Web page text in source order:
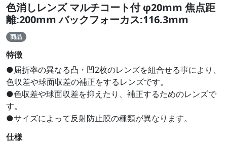
色消しレンズ マルチコート付 φ20mm 焦点距
離:200mm バックフォーカス:116.3mm
商品
特徴
●屈折率の異なる凸・凹2枚のレンズを組合せる事により、
色収差や球面収差の補正をするレンズです。
●色収差や球面収差を抑えたり、補正するためのレンズで
す。
●サイズによって反射防止膜の種類が異なります。
仕様